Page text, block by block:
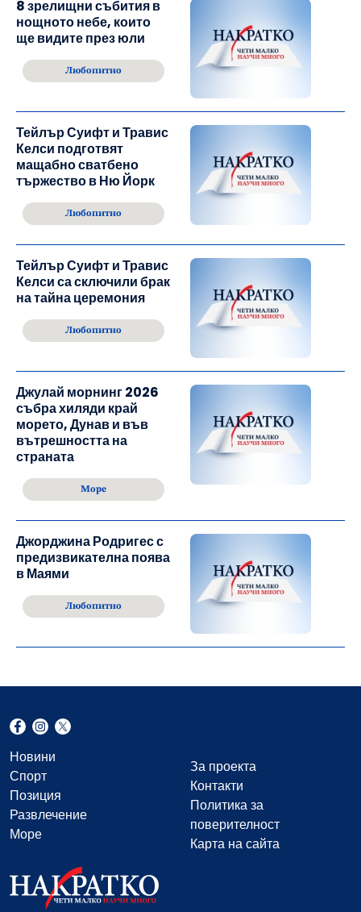
8 зрелищни събития в
нощното небе, които
ще видите през юли
Любопитно
Тейлър Суифт и Травис
Келси подготвят
мащабно сватбено
тържество в Ню Йорк
Любопитно
Тейлър Суифт и Травис
Келси са сключили брак
на тайна церемония
Любопитно
Джулай морнинг 2026
събра хиляди край
морето, Дунав и във
вътрешността на
страната
Море
Джорджина Родригес с
предизвикателна поява
в Маями
Любопитно
Новини
Спорт
Позиция
Развлечение
Море
За проекта
Контакти
Политика за
поверителност
Карта на сайта